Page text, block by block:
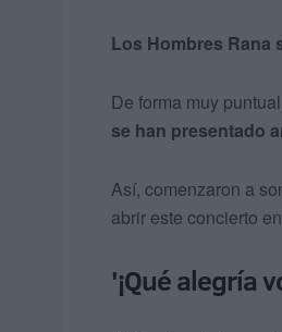
Los Hombres Rana
De forma muy
se han presentado
Así, comenzaron a
abrir este concierto
'¡Qué alegría